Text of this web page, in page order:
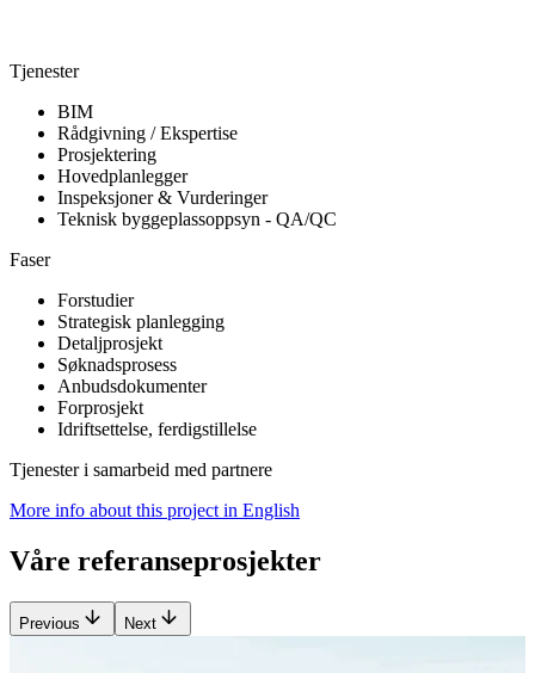
Tjenester
BIM
Rådgivning / Ekspertise
Prosjektering
Hovedplanlegger
Inspeksjoner & Vurderinger
Teknisk byggeplassoppsyn - QA/QC
Faser
Forstudier
Strategisk planlegging
Detaljprosjekt
Søknadsprosess
Anbudsdokumenter
Forprosjekt
Idriftsettelse, ferdigstillelse
Tjenester i samarbeid med partnere
More info about this project in English
Våre referanseprosjekter
Previous Next